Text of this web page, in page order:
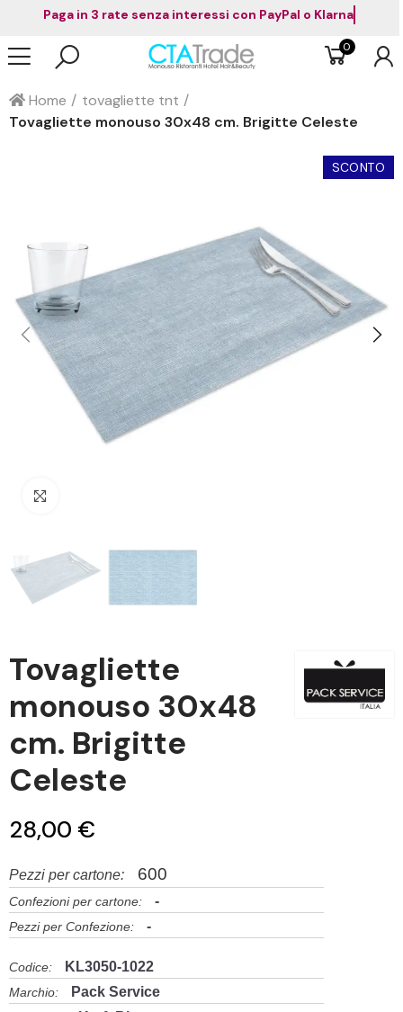
Paga in 3 rate senza interessi con PayPal o Klarna
0
Home
tovagliette tnt
Tovagliette monouso 30x48 cm. Brigitte Celeste
SCONTO
Tovagliette
monouso 30x48
cm. Brigitte
Celeste
28,00 €
Pezzi per cartone: 600
Confezioni per cartone: -
Pezzi per Confezione: -
Codice: KL3050-1022
Marchio: Pack Service